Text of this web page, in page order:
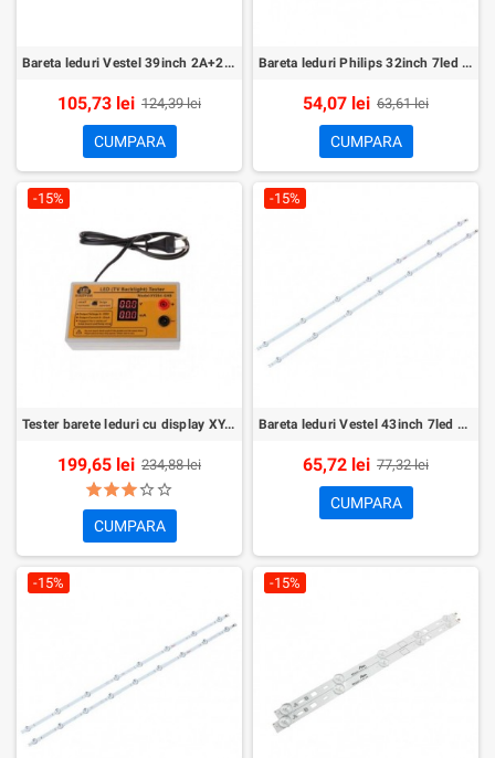
Bareta leduri Vestel 39inch 2A+2B+C set 5buc
105,73 lei 124,39 lei
CUMPARA
Bareta leduri Philips 32inch 7led set 3buc LB32080
54,07 lei 63,61 lei
CUMPARA
-15%
Tester barete leduri cu display XY-284
199,65 lei 234,88 lei
star_borderstar_borderstar_borderstar_borderstar_border
starstarstar
CUMPARA
-15%
Bareta leduri Vestel 43inch 7led set 2buc
65,72 lei 77,32 lei
CUMPARA
-15% -15%